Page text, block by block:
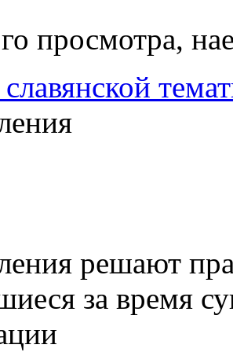
просмотра,
решают
за время